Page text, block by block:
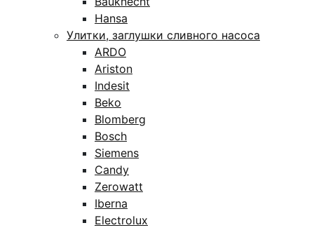
Hansa
Улитки, заглушки сливного насоса
ARDO
Ariston
Indesit
Beko
Blomberg
Bosch
Siemens
Candy
Zerowatt
Iberna
Electrolux